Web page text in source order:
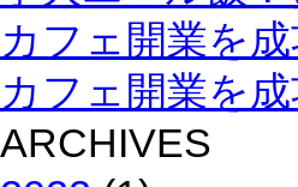
カフェ開業を
カフェ開業を
ARCHIVES